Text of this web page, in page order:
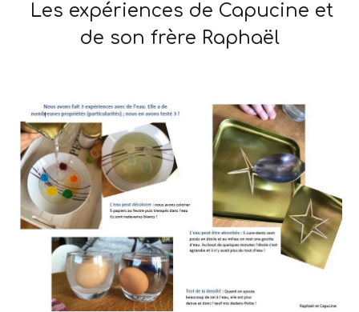
Les expériences de Capucine et
de son frère Raphaël